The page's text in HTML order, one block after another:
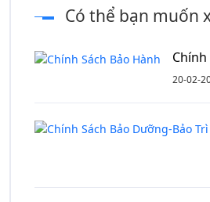
Có thể bạn muốn
Chính
20-02-